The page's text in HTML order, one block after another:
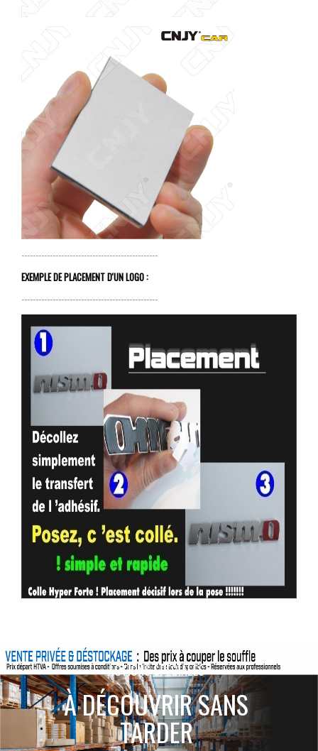
------------------------------------------------
EXEMPLE DE PLACEMENT D'UN LOGO :
------------------------------------------------
ACTIONS SPÉCIALES
À DÉCOUVRIR SANS
TARDER